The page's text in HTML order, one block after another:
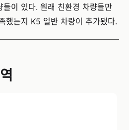
이 있다. 원래 친환경 차량들만
했는지 K5 일반 차량이 추가됐다.